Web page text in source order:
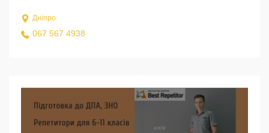
Дніпро
067 567 4938